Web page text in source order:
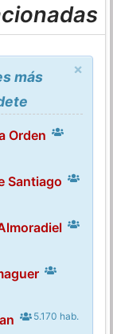
×
más
Orden
Santiago
5.170 hab.